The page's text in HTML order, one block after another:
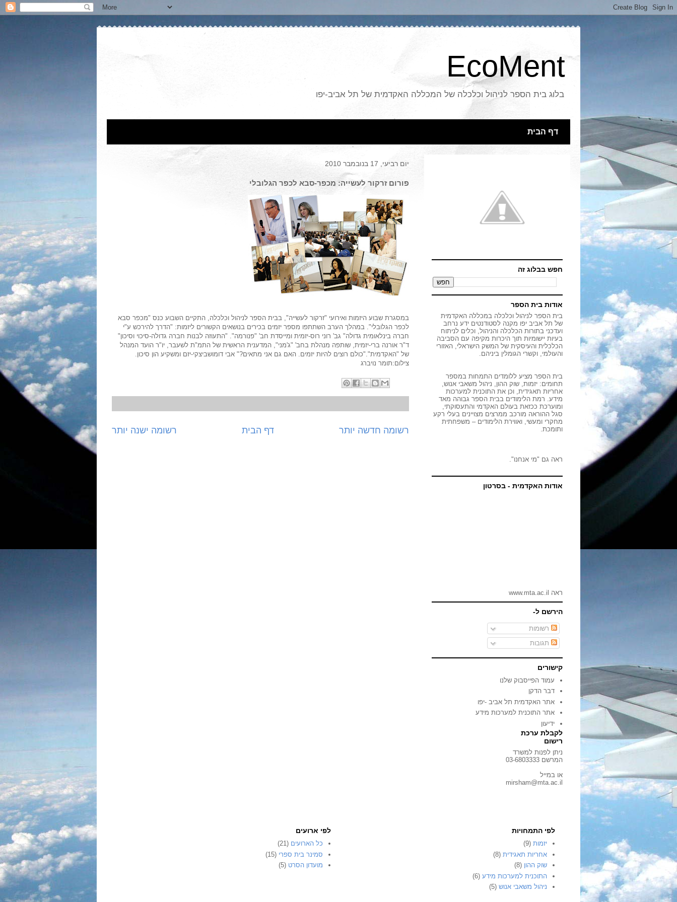
EcoMent
בלוג בית הספר לניהול וכלכלה של המכללה האקדמית של תל אביב-יפו
דף הבית
יום רביעי, 17 בנובמבר 2010
פורום זרקור לעשייה: מכפר-סבא לכפר הגלובלי
במסגרת שבוע היזמות ואירועי "זרקור לעשייה", בבית הספר לניהול וכלכלה, התקיים השבוע כנס "מכפר סבא
לכפר הגלובלי". במהלך הערב השתתפו מספר יזמים בכירים בנושאים הקשורים ליזמות: "הדרך להירכש ע"י
חברה בינלאומית גדולה" גב' רוני רוס-יזמית ומייסדת חב' "פנורמה". "התעוזה לבנות חברה גדולה-סיכוי וסיכון"
ד"ר אורנה ברי-יזמית, שותפה מנהלת בחב' "ג'מני", המדענית הראשית של התמ"ת לשעבר, יו"ר הועד המנהל
של "האקדמית"."כולם רוצים להיות יזמים. האם גם אני מתאים?" אבי דומושביצקי-יזם ומשקיע הון סיכון.
צילום:תומר נויברג
רשומה חדשה יותר רשומה ישנה יותר דף הבית
חפש בבלוג זה
אודות בית הספר
בית הספר לניהול וכלכלה במכללה האקדמית
של תל אביב יפו מקנה לסטודנטים ידע נרחב
ועדכני בתורות הכלכלה והניהול, וכלים לניתוח
בעיות יישומיות תוך היכרות מקיפה עם הסביבה
הכלכלית והעיסקית של המשק הישראלי, האזורי
והעולמי, וקשרי הגומלין ביניהם.
בית הספר מציע ללומדים התמחות במספר
תחומים: יזמות, שוק ההון, ניהול משאבי אנוש,
אחריות תאגידית, וכן את התוכנית למערכות
מידע. רמת הלימודים בבית הספר גבוהה מאד
ומוערכת ככזאת בעולם האקדמי והתעסוקתי,
סגל ההוראה מורכב ממרצים מצויינים בעלי רקע
מחקרי ומעשי, ואווירת הלימודים – משפחתית
ותומכת.
ראה גם "מי אנחנו".
אודות האקדמית - בסרטון
ראה www.mta.ac.il
הירשם ל-
רשומות
תגובות
קישורים
עמוד הפייסבוק שלנו
דבר הדקן
אתר האקדמית תל אביב -יפו
אתר התוכנית למערכות מידע
ידיעון
לקבלת ערכת
רישום
ניתן לפנות למשרד
המרשם 03-6803333
או במייל
mirsham@mta.ac.il
לפי התמחויות
יזמות (9)
אחריות תאגידית (8)
שוק ההון (8)
התוכנית למערכות מידע (6)
ניהול משאבי אנוש (5)
לפי ארועים
כל הארועים (21)
סמינר בית ספרי (15)
מועדון הסרט (5)